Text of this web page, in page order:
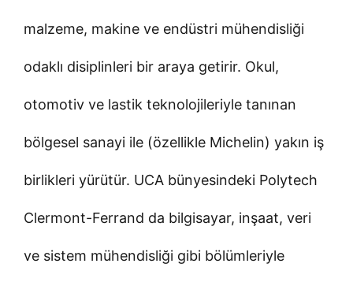
malzeme, makine ve endüstri mühendisliği
odaklı disiplinleri bir araya getirir. Okul,
otomotiv ve lastik teknolojileriyle tanınan
bölgesel sanayi ile (özellikle Michelin) yakın iş
birlikleri yürütür. UCA bünyesindeki Polytech
Clermont-Ferrand da bilgisayar, inşaat, veri
ve sistem mühendisliği gibi bölümleriyle